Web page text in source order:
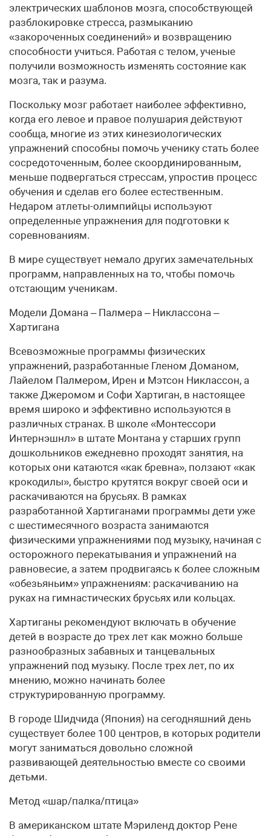
электрических шаблонов мозга, способствующей
разблокировке стресса, размыканию
«закороченных соединений» и возвращению
способности учиться. Работая с телом, ученые
получили возможность изменять состояние как
мозга, так и разума.
Поскольку мозг работает наиболее эффективно,
когда его левое и правое полушария действуют
сообща, многие из этих кинезиологических
упражнений способны помочь ученику стать более
сосредоточенным, более скоординированным,
меньше подвергаться стрессам, упростив процесс
обучения и сделав его более естественным.
Недаром атлеты-олимпийцы используют
определенные упражнения для подготовки к
соревнованиям.
В мире существует немало других замечательных
программ, направленных на то, чтобы помочь
отстающим ученикам.
Модели Домана – Палмера – Никлассона –
Хартигана
Всевозможные программы физических
упражнений, разработанные Гленом Доманом,
Лайелом Палмером, Ирен и Мэтсон Никлассон, а
также Джеромом и Софи Хартиган, в настоящее
время широко и эффективно используются в
различных странах. В школе «Монтессори
Интернэшнл» в штате Монтана у старших групп
дошкольников ежедневно проходят занятия, на
которых они катаются «как бревна», ползают «как
крокодилы», быстро крутятся вокруг своей оси и
раскачиваются на брусьях. В рамках
разработанной Хартиганами программы дети уже
с шестимесячного возраста занимаются
физическими упражнениями под музыку, начиная с
осторожного перекатывания и упражнений на
равновесие, а затем продвигаясь к более сложным
«обезьяньим» упражнениям: раскачиванию на
руках на гимнастических брусьях или кольцах.
Хартиганы рекомендуют включать в обучение
детей в возрасте до трех лет как можно больше
разнообразных забавных и танцевальных
упражнений под музыку. После трех лет, по их
мнению, можно начинать более
структурированную программу.
В городе Шидчида (Япония) на сегодняшний день
существует более 100 центров, в которых родители
могут заниматься довольно сложной
развивающей деятельностью вместе со своими
детьми.
Метод «шар/палка/птица»
В американском штате Мэриленд доктор Рене